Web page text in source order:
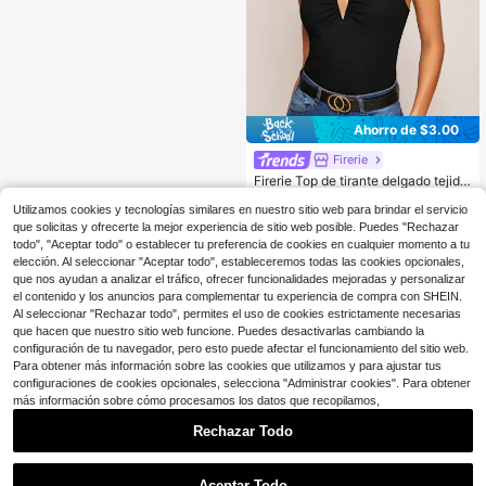
Ahorro de $3.00
Firerie
Firerie Top de tirante delgado tejido
$5.99 -33%
Utilizamos cookies y tecnologías similares en nuestro sitio web para brindar el servicio
que solicitas y ofrecerte la mejor experiencia de sitio web posible. Puedes "Rechazar
todo", "Aceptar todo" o establecer tu preferencia de cookies en cualquier momento a tu
elección. Al seleccionar "Aceptar todo", estableceremos todas las cookies opcionales,
que nos ayudan a analizar el tráfico, ofrecer funcionalidades mejoradas y personalizar
el contenido y los anuncios para complementar tu experiencia de compra con SHEIN.
Al seleccionar "Rechazar todo", permites el uso de cookies estrictamente necesarias
que hacen que nuestro sitio web funcione. Puedes desactivarlas cambiando la
configuración de tu navegador, pero esto puede afectar el funcionamiento del sitio web.
Para obtener más información sobre las cookies que utilizamos y para ajustar tus
configuraciones de cookies opcionales, selecciona "Administrar cookies". Para obtener
más información sobre cómo procesamos los datos que recopilamos,
Rechazar Todo